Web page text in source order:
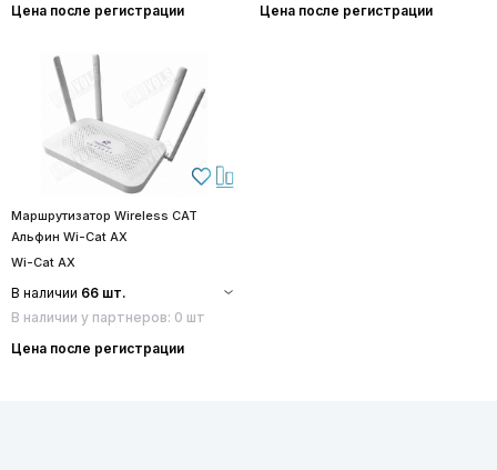
Цена после регистрации
Цена после регистрации
Маршрутизатор Wireless CAT
Альфин Wi-Cat AX
Wi-Cat AX
В наличии 66 шт.
В наличии у партнеров: 0 шт
Цена после регистрации